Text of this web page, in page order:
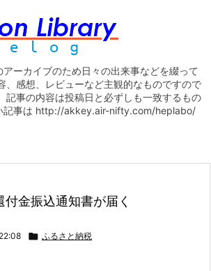
ーカイブのため日々の出来事などを綴って
、感想、レビューなど主観的なものですので
記事の内容は投稿日と必ずしも一致するもの
記事は http://akkey.air-nifty.com/heplabo/
金振込通知書が届く
 ふるさと納税